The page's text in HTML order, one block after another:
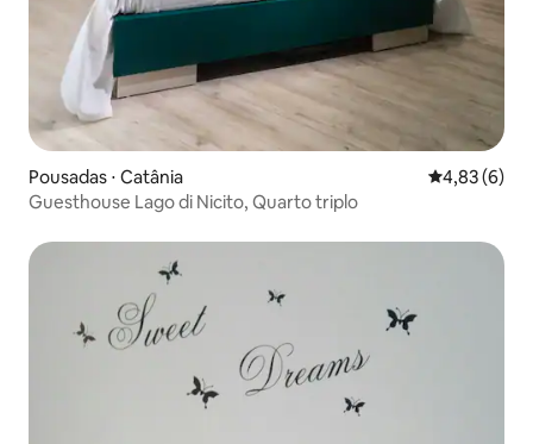
Pousadas ⋅ Catânia 4,83 de uma
4,83 (6)
Guesthouse Lago di Nicito, Quarto triplo